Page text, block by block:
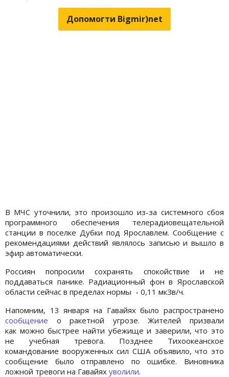
Допомогти Bigmir)net
В МЧС уточнили, это произошло из-за системного сбоя
программного обеспечения телерадиовещательной
станции в поселке Дубки под Ярославлем. Сообщение с
рекомендациями действий являлось записью и вышло в
эфир автоматически.
Россиян попросили сохранять спокойствие и не
поддаваться панике. Радиационный фон в Ярославской
области сейчас в пределах нормы - 0,11 мкЗв/ч.
Напомним, 13 января на Гавайях было распространено
сообщение о ракетной угрозе. Жителей призвали
как можно быстрее найти убежище и заверили, что это
не учебная тревога. Позднее Тихоокеанское
командование вооруженных сил США объявило, что это
сообщение было отправлено по ошибке. Виновника
ложной тревоги на Гавайях уволили.